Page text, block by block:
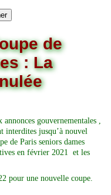
de
: La
gouvernementales ,
interdites jusqu’à nouvel
de Paris seniors dames
en février 2021 et les
pour une nouvelle coupe.